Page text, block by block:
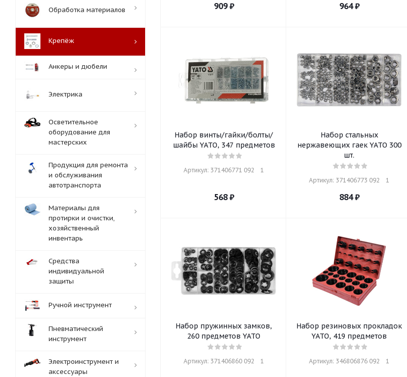
909₽ 964₽
Набор винты/гайки/болты/
шайбы YATO, 347 предметов
Артикул: 371406771 092    1
568₽
Набор стальных
нержавеющих гаек YATO 300
шт.
Артикул: 371406773 092    1
884₽
Набор пружинных замков,
260 предметов YATO
Артикул: 371406860 092    1
Набор резиновых прокладок
YATO, 419 предметов
Артикул: 346806876 092    1
Обработка материалов
Крепёж
Анкеры и дюбели
Электрика
Осветительное
оборудование для
мастерских
Продукция для ремонта
и обслуживания
автотранспорта
Материалы для
протирки и очистки,
хозяйственный
инвентарь
Средства
индивидуальной
защиты
Ручной инструмент
Пневматический
инструмент
Электроинструмент и
аксессуары